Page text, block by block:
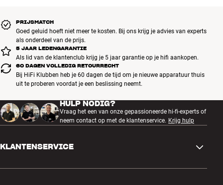
PRIJSMATCH
Goed geluid hoeft niet meer te kosten. Bij ons krijg je advies van experts
als onderdeel van de prijs.
5 JAAR LEDENGARANTIE
Als lid van de klantenclub krijg je 5 jaar garantie op je hifi aankopen.
60 DAGEN VOLLEDIG RETOURRECHT
Bij HiFi Klubben heb je 60 dagen de tijd om je nieuwe apparatuur thuis
uit te proberen voordat je een beslissing neemt.
HULP NODIG?
Vraag het een van onze gepassioneerde hi-fi-experts of
neem contact op met de klantenservice. Krijg hulp
KLANTENSERVICE